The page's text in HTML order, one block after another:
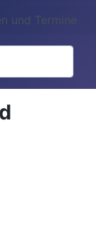
und Termine